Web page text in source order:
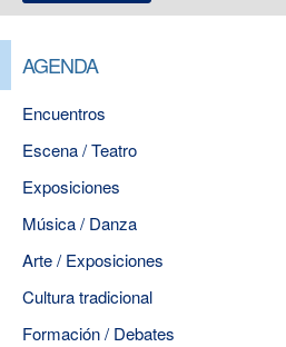
AGENDA
Encuentros
Escena / Teatro
Exposiciones
Música / Danza
Arte / Exposiciones
Cultura tradicional
Formación / Debates